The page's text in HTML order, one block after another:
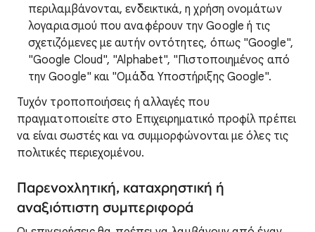
περιλαμβάνονται, ενδεικτικά, η χρήση ονομάτων
λογαριασμού που αναφέρουν την Google ή τις
σχετιζόμενες με αυτήν οντότητες, όπως "Google",
"Google Cloud", "Alphabet", "Πιστοποιημένος από
την Google" και "Ομάδα Υποστήριξης Google".
Τυχόν τροποποιήσεις ή αλλαγές που
πραγματοποιείτε στο Επιχειρηματικό προφίλ πρέπει
να είναι σωστές και να συμμορφώνονται με όλες τις
πολιτικές περιεχομένου.
Παρενοχλητική, καταχρηστική ή
αναξιόπιστη συμπεριφορά